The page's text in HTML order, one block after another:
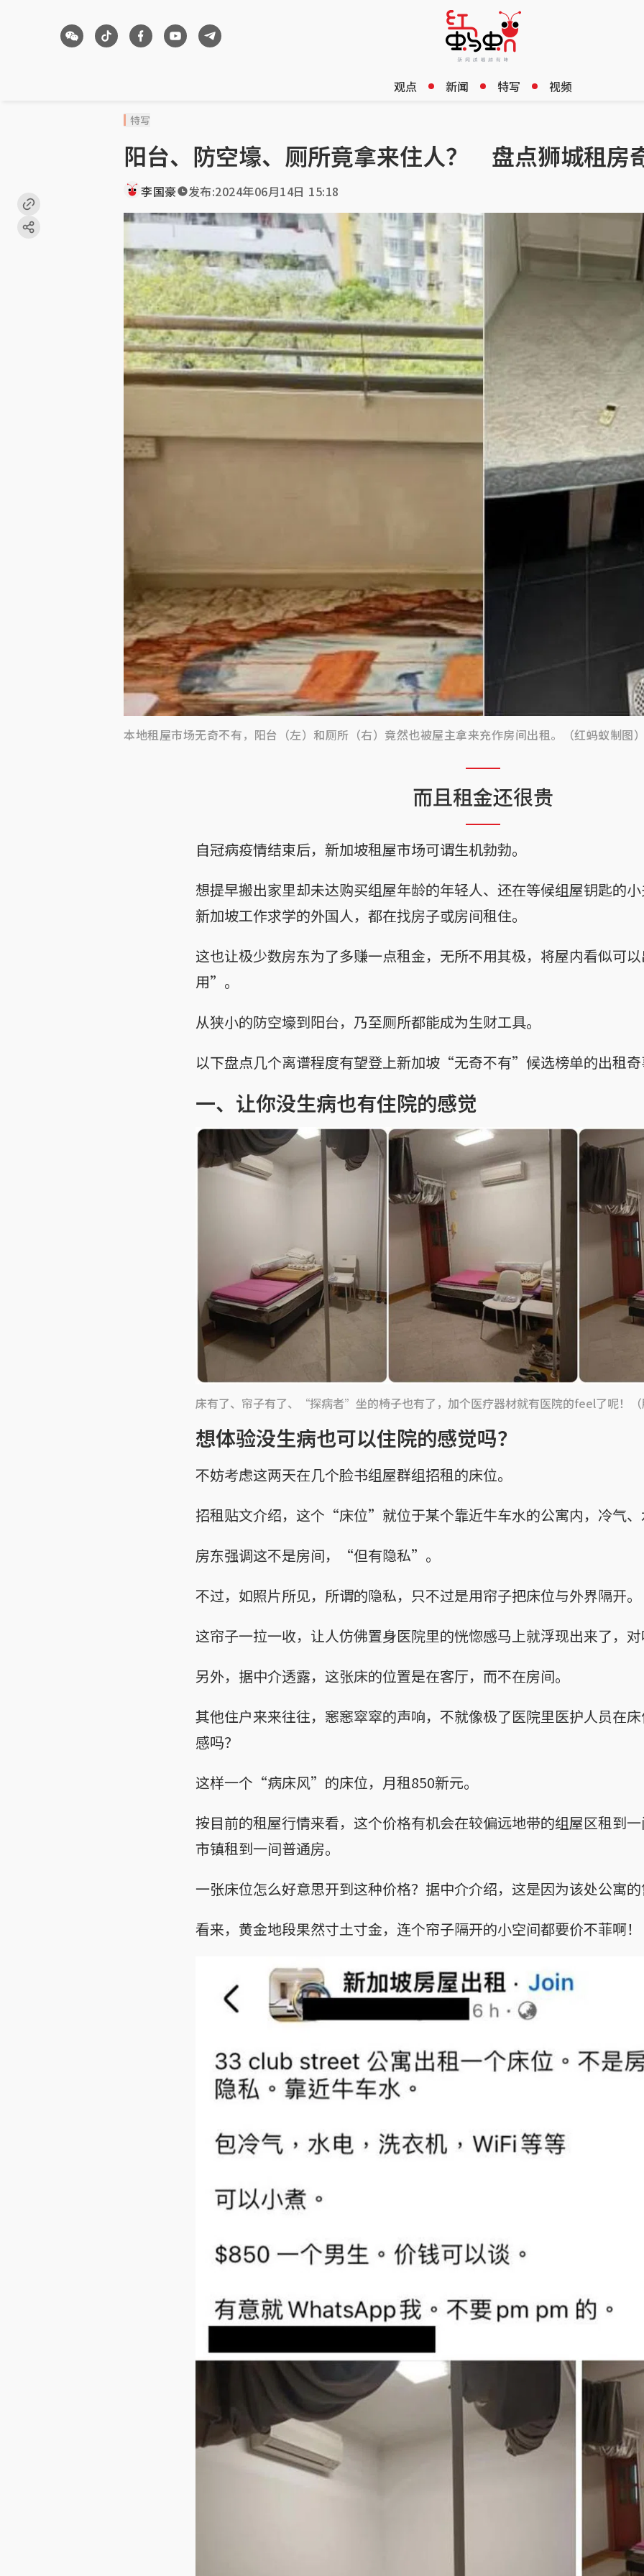
观点 新闻 特写 视频
特写
阳台、防空壕、厕所竟拿来住人？ 盘点狮城租房
李国豪 发布:2024年06月14日 15:18
本地租屋市场无奇不有，阳台（左）和厕所（右）竟然也被屋主拿来充作房间出租。（红蚂蚁制图
而且租金还很贵
自冠病疫情结束后，新加坡租屋市场可谓生机勃勃。
想提早搬出家里却未达购买组屋年龄的年轻人、还在等候组屋钥匙的
新加坡工作求学的外国人，都在找房子或房间租住。
这也让极少数房东为了多赚一点租金，无所不用其极，将屋内看似可
用”。
从狭小的防空壕到阳台，乃至厕所都能成为生财工具。
以下盘点几个离谱程度有望登上新加坡“无奇不有”候选榜单的出租
一、让你没生病也有住院的感觉
床有了、帘子有了、“探病者”坐的椅子也有了，加个医疗器材就有医院的feel了呢！
想体验没生病也可以住院的感觉吗？
不妨考虑这两天在几个脸书组屋群组招租的床位。
招租贴文介绍，这个“床位”就位于某个靠近牛车水的公寓内，冷气
房东强调这不是房间，“但有隐私”。
不过，如照片所见，所谓的隐私，只不过是用帘子把床位与外界隔开。
这帘子一拉一收，让人仿佛置身医院里的恍惚感马上就浮现出来了，
另外，据中介透露，这张床的位置是在客厅，而不在房间。
其他住户来来往往，窸窸窣窣的声响，不就像极了医院里医护人员在
感吗？
这样一个“病床风”的床位，月租850新元。
按目前的租屋行情来看，这个价格有机会在较偏远地带的组屋区租到
市镇租到一间普通房。
一张床位怎么好意思开到这种价格？据中介介绍，这是因为该处公寓
看来，黄金地段果然寸土寸金，连个帘子隔开的小空间都要价不菲啊！